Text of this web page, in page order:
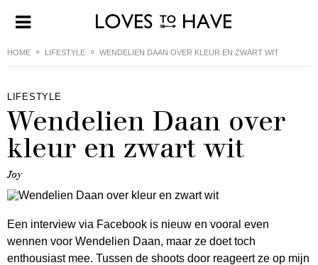
HOME LIFESTYLE WENDELIEN DAAN OVER KLEUR EN ZWART WIT
LIFESTYLE
Wendelien Daan over
kleur en zwart wit
Joy
Een interview via Facebook is nieuw en vooral even
wennen voor Wendelien Daan, maar ze doet toch
enthousiast mee. Tussen de shoots door reageert ze op mijn